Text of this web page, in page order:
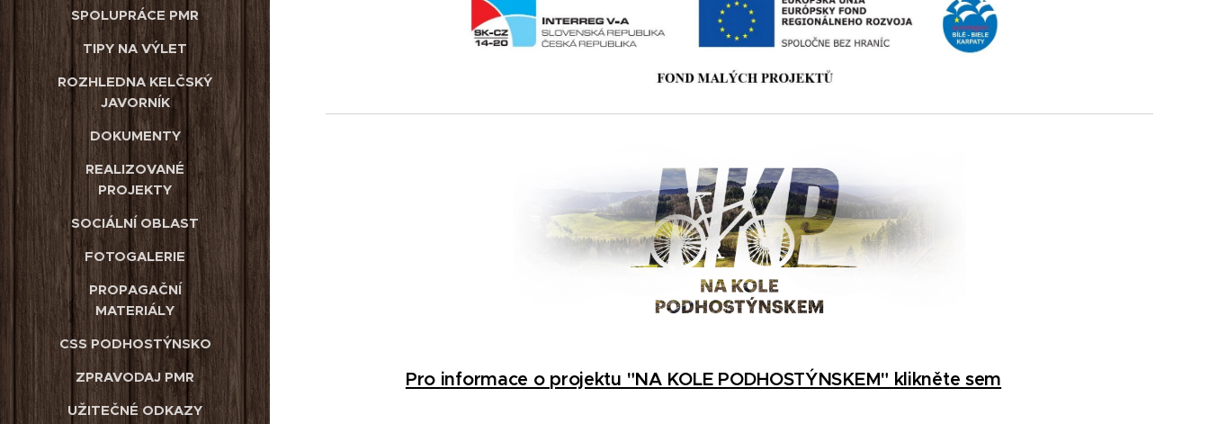
SPOLUPRÁCE PMR
TIPY NA VÝLET
ROZHLEDNA KELČSKÝ
JAVORNÍK
DOKUMENTY
REALIZOVANÉ
PROJEKTY
SOCIÁLNÍ OBLAST
FOTOGALERIE
PROPAGAČNÍ
MATERIÁLY
CSS PODHOSTÝNSKO
ZPRAVODAJ PMR
UŽITEČNÉ ODKAZY
Pro informace o projektu "NA KOLE PODHOSTÝNSKEM" klikněte sem